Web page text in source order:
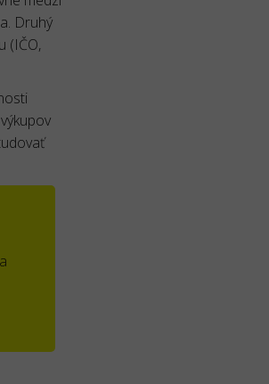
Druhý
(IČO,